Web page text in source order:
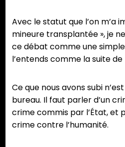
Avec le statut que l’on m’a
mineure transplantée », je
ce débat comme une
l’entends comme la suite
Ce que nous avons subi
bureau. Il faut parler d’un
crime commis par l’État, et
crime contre l’humanité.